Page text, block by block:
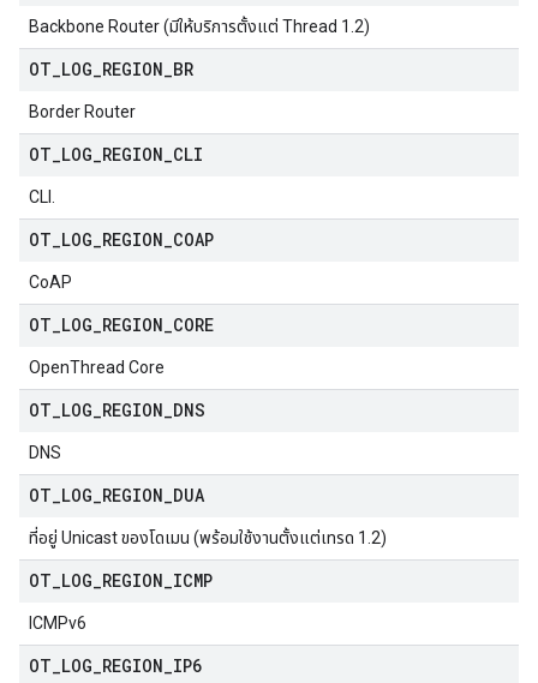
Backbone Router (มีให้บริการตั้งแต่ Thread 1.2)
OT LOG REGION BR
Border Router
OT LOG REGION CLI
CLI.
OT LOG REGION COAP
CoAP
OT LOG REGION CORE
OpenThread Core
OT LOG REGION DNS
DNS
OT LOG REGION DUA
ที่อยู่ Unicast ของโดเมน (พร้อมใช้งานตั้งแต่เทรด 1.2)
OT LOG REGION ICMP
ICMPv6
OT LOG REGION IP6